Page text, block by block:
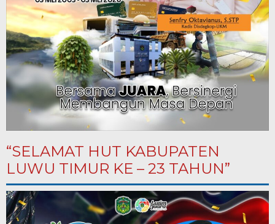
“SELAMAT HUT KABUPATEN
LUWU TIMUR KE – 23 TAHUN”